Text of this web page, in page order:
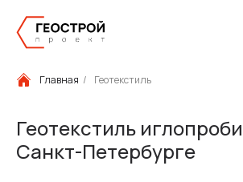
Главная / Геотекстиль
Геотекстиль
Санкт-Петербурге